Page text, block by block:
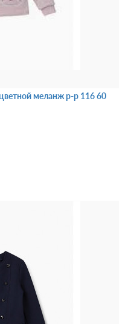
меланж р-р 116 60